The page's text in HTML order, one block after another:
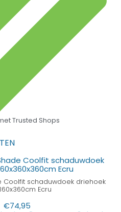
Trusted Shops
Coolfit schaduwdoek driehoek
Ecru
€74,95